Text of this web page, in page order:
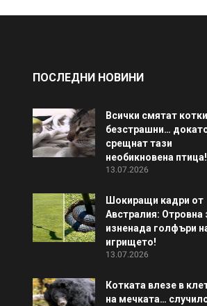
ПОСЛЕДНИ НОВИНИ
Всички смятат
безстрашни…
срещнат тази
необикновена птица!
13.07.2026
Шокиращи кадри от
Австралия: Отровна
изненада голфъри
игрището!
13.07.2026
Котката влезе в
на мечката…